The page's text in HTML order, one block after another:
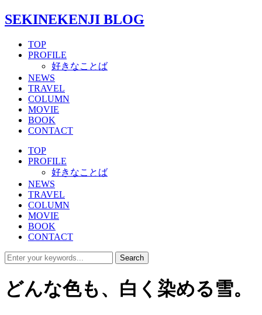
SEKINEKENJI BLOG
TOP
PROFILE
好きなことば
NEWS
TRAVEL
COLUMN
MOVIE
BOOK
CONTACT
TOP
PROFILE
好きなことば
NEWS
TRAVEL
COLUMN
MOVIE
BOOK
CONTACT
どんな色も、白く染める雪。